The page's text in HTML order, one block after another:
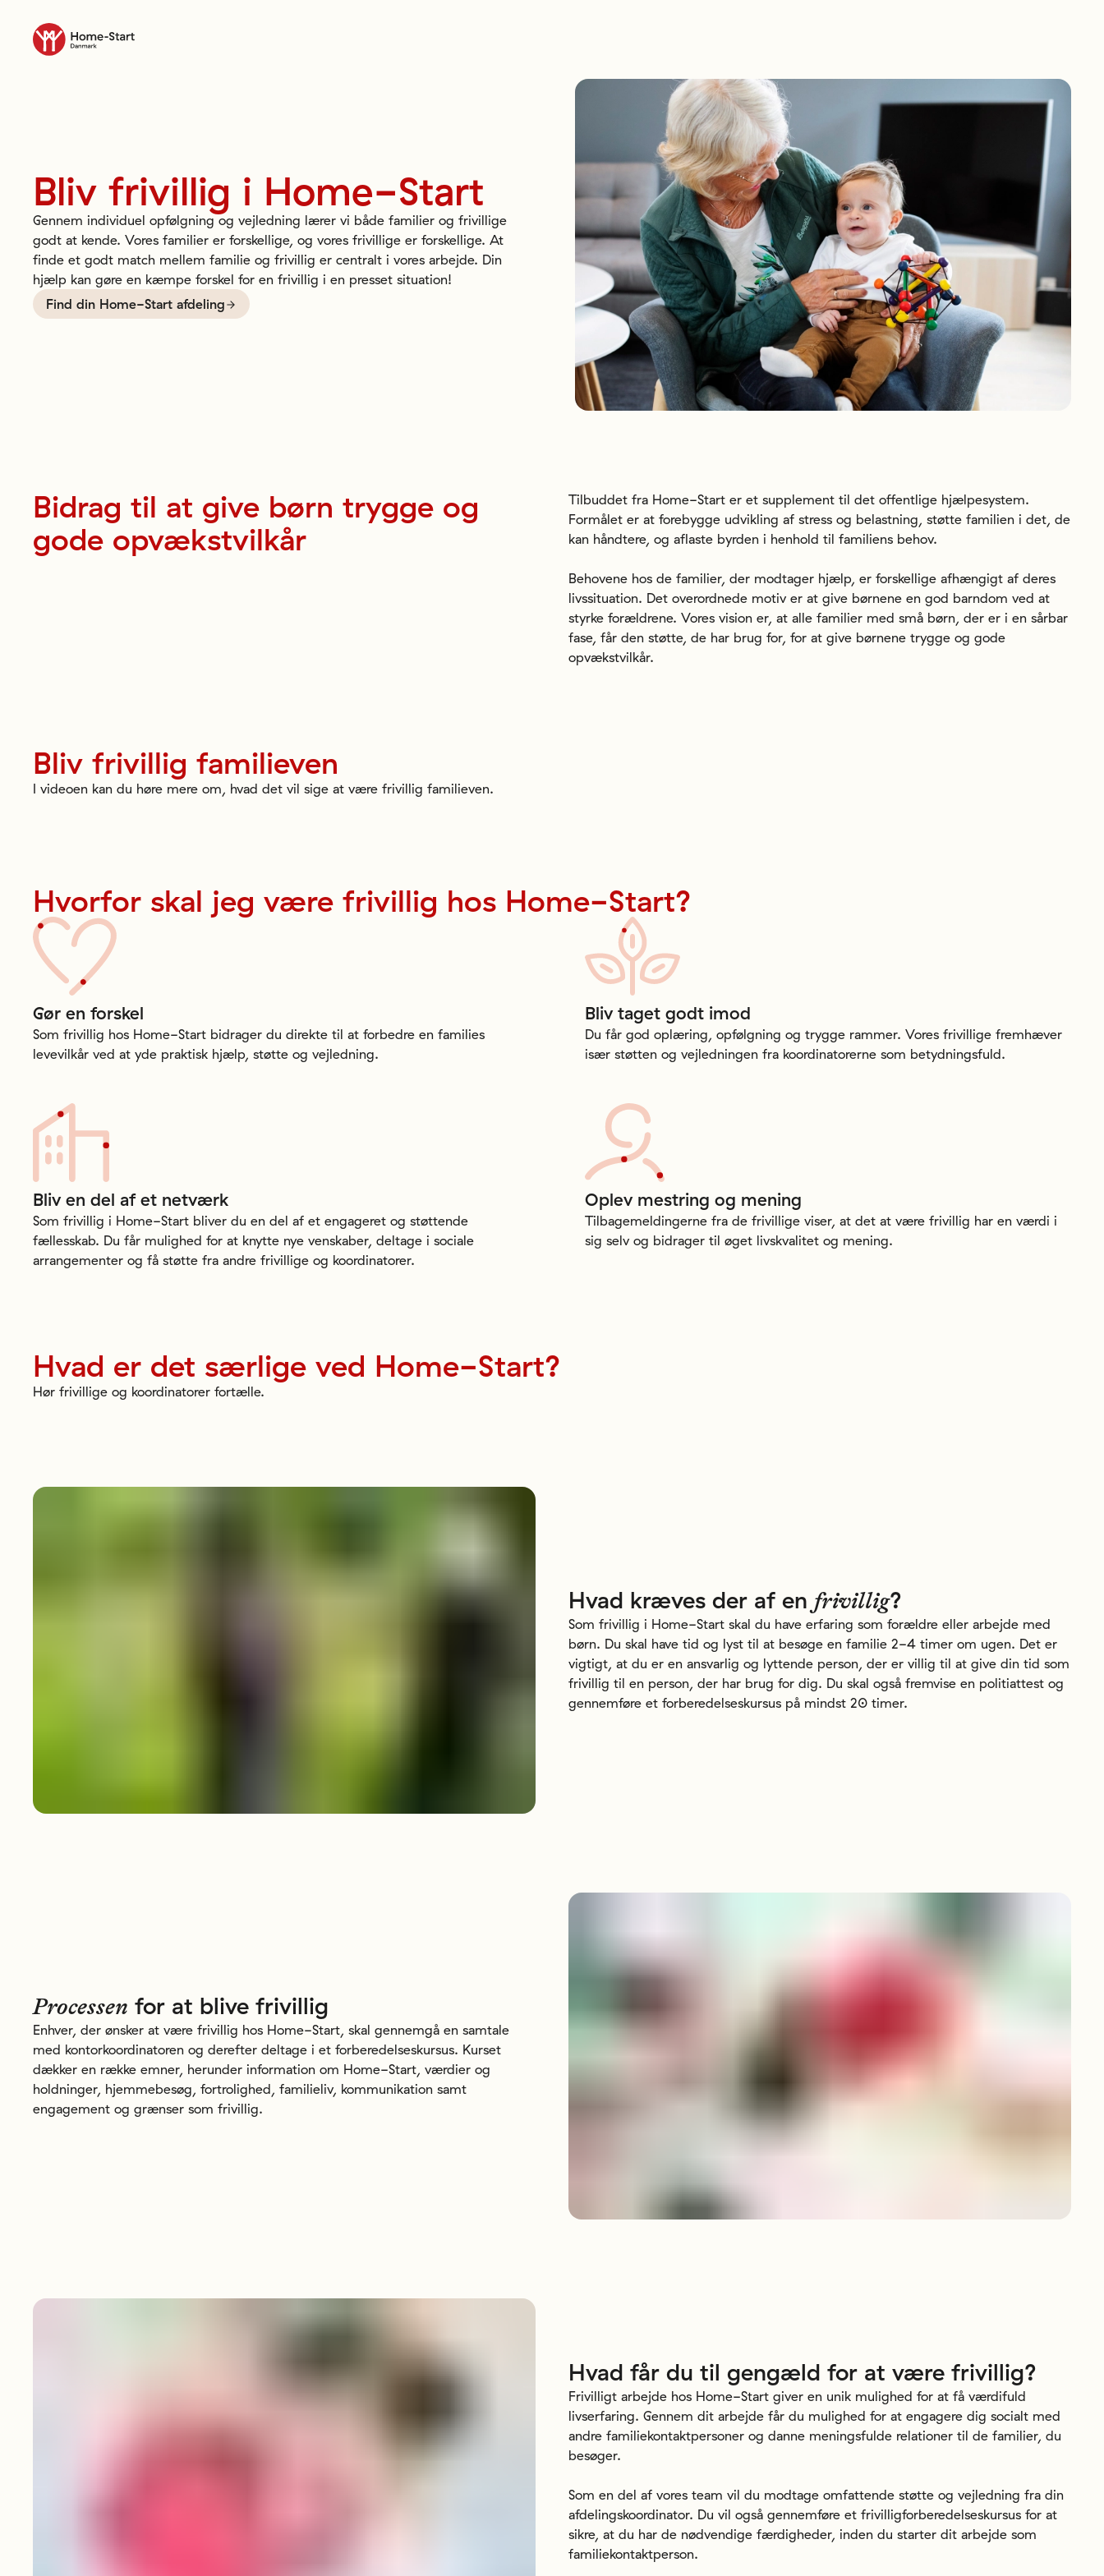
Til forsiden
Bliv frivillig i Home-Start
Gennem individuel opfølgning og vejledning lærer vi både familier og frivillige
godt at kende. Vores familier er forskellige, og vores frivillige er forskellige. At
finde et godt match mellem familie og frivillig er centralt i vores arbejde. Din
hjælp kan gøre en kæmpe forskel for en frivillig i en presset situation!
Find din Home-Start afdeling
Bidrag til at give børn trygge og
gode opvækstvilkår
Tilbuddet fra Home-Start er et supplement til det offentlige hjælpesystem.
Formålet er at forebygge udvikling af stress og belastning, støtte familien i det, de
kan håndtere, og aflaste byrden i henhold til familiens behov.
Behovene hos de familier, der modtager hjælp, er forskellige afhængigt af deres
livssituation. Det overordnede motiv er at give børnene en god barndom ved at
styrke forældrene. Vores vision er, at alle familier med små børn, der er i en sårbar
fase, får den støtte, de har brug for, for at give børnene trygge og gode
opvækstvilkår.
Bliv frivillig familieven
I videoen kan du høre mere om, hvad det vil sige at være frivillig familieven.
Hvorfor skal jeg være frivillig hos Home-Start?
Gør en forskel
Som frivillig hos Home-Start bidrager du direkte til at forbedre en families
levevilkår ved at yde praktisk hjælp, støtte og vejledning.
Bliv taget godt imod
Du får god oplæring, opfølgning og trygge rammer. Vores frivillige fremhæver
især støtten og vejledningen fra koordinatorerne som betydningsfuld.
Bliv en del af et netværk
Som frivillig i Home-Start bliver du en del af et engageret og støttende
fællesskab. Du får mulighed for at knytte nye venskaber, deltage i sociale
arrangementer og få støtte fra andre frivillige og koordinatorer.
Oplev mestring og mening
Tilbagemeldingerne fra de frivillige viser, at det at være frivillig har en værdi i
sig selv og bidrager til øget livskvalitet og mening.
Hvad er det særlige ved Home-Start?
Hør frivillige og koordinatorer fortælle.
Hvad kræves der af en frivillig?
Som frivillig i Home-Start skal du have erfaring som forældre eller arbejde med
børn. Du skal have tid og lyst til at besøge en familie 2-4 timer om ugen. Det er
vigtigt, at du er en ansvarlig og lyttende person, der er villig til at give din tid som
frivillig til en person, der har brug for dig. Du skal også fremvise en politiattest og
gennemføre et forberedelseskursus på mindst 20 timer.
Processen for at blive frivillig
Enhver, der ønsker at være frivillig hos Home-Start, skal gennemgå en samtale
med kontorkoordinatoren og derefter deltage i et forberedelseskursus. Kurset
dækker en række emner, herunder information om Home-Start, værdier og
holdninger, hjemmebesøg, fortrolighed, familieliv, kommunikation samt
engagement og grænser som frivillig.
Hvad får du til gengæld for at være frivillig?
Frivilligt arbejde hos Home-Start giver en unik mulighed for at få værdifuld
livserfaring. Gennem dit arbejde får du mulighed for at engagere dig socialt med
andre familiekontaktpersoner og danne meningsfulde relationer til de familier, du
besøger.
Som en del af vores team vil du modtage omfattende støtte og vejledning fra din
afdelingskoordinator. Du vil også gennemføre et frivilligforberedelseskursus for at
sikre, at du har de nødvendige færdigheder, inden du starter dit arbejde som
familiekontaktperson.